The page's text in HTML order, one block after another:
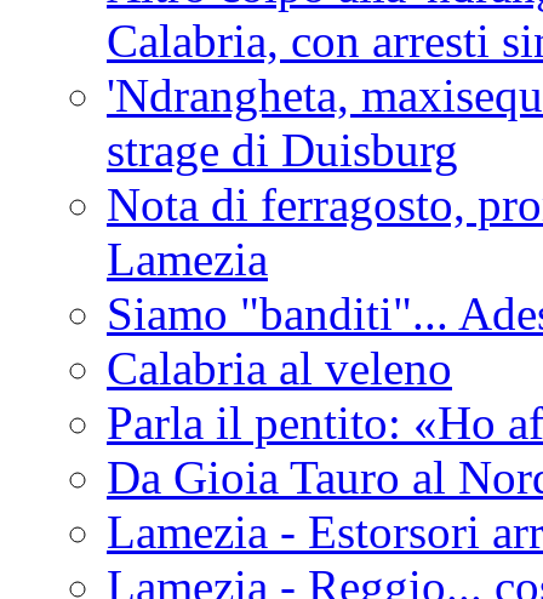
Calabria, con arresti
'Ndrangheta,
strage di Duisburg
Nota di ferragosto,
Lamezia
Siamo "banditi"...
Calabria al veleno
Parla il pentito: «Ho
Da Gioia Tauro al
Lamezia - Estorsori
Lamezia - Reggio...